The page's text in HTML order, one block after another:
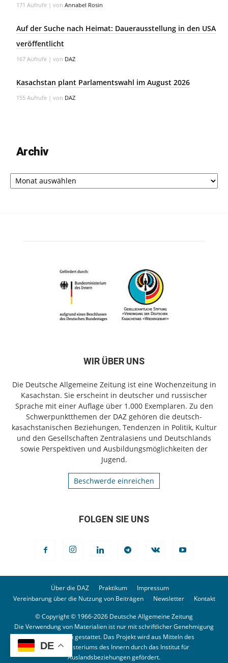
171 Aufrufe | von Annabel Rosin
Auf der Suche nach Heimat: Dauerausstellung in den USA
veröffentlicht
167 Aufrufe | von DAZ
Kasachstan plant Parlamentswahl im August 2026
155 Aufrufe | von DAZ
Archiv
Archiv
WIR ÜBER UNS
Die Deutsche Allgemeine Zeitung ist eine Wochenzeitung in
Kasachstan. Sie erscheint in deutscher und russischer
Sprache mit einer Auflage über 1.000 Exemplaren. Zu den
Schwerpunktthemen der DAZ gehören die deutsch-
kasachstanischen Beziehungen, Tendenzen in Politik, Kultur
und den Gesellschaften Zentralasiens und Deutschlands
sowie Perspektiven und Ausbildungsmöglichkeiten der
Jugend.
Beschwerde einreichen
FOLGEN SIE UNS
Über die DAZ Praktikum
Impressum
Vereinbarung über die Nutzung von Beiträgen
Newsletter Kontakt
© Copyright © 1966-2026 Deutsche Allgemeine Zeitung
Die Verwendung von Materialien ist nur mit schriftlicher Genehmigung
der Redaktion gestattet. Das Projekt wird aus Mitteln des
Bundesministeriums des Innern durch das Institut für
Auslandsbeziehungen gefördert.
DE